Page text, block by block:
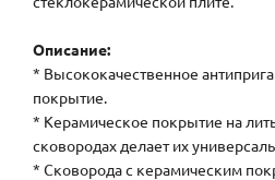
Описание:
* Высококачественное
покрытие.
* Керамическое покрытие на
сковородах делает их
* Сковорода с керамическим